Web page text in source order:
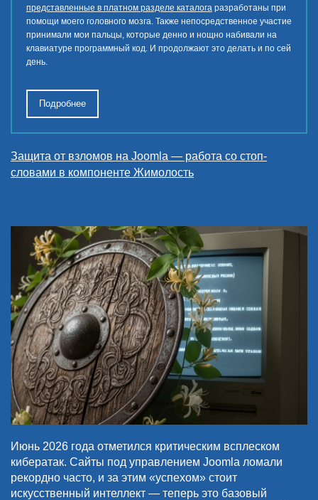
представленные в платном разделе каталога разработаны при
помощи моего головного мозга. Также непосредственное участие
принимали мои пальцы, которые денно и нощно набивали на
клавиатуре программный код. И продолжают это делать и по сей
день.
Подробнее
Защита от взломов на Joomla — работа со стоп-
словами в компоненте Жимолость
Июнь 2026 года отметился критическим всплеском
кибератак. Сайты под управлением Joomla ломали
рекордно часто, и за этим «успехом» стоит
искусственный интеллект — теперь это базовый